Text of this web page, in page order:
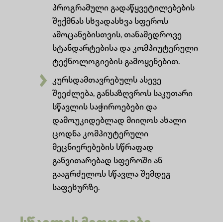
პროგრამული გადაწყვეტილებების
შექმნას სხვადასხვა სფეროს
ამოცანებისთვის, თანამედროვე
სტანდარტებისა და კომპიუტერული
ტექნოლოგიების გამოყენებით.
კურსდამთავრებულს ასევე
შეეძლება, განსაზღვროს საკუთარი
სწავლის საჭიროებები და
დამოუკიდებლად მიიღოს ახალი
ცოდნა კომპიუტერული
მეცნიერებების სწრაფად
განვითარებად სფეროში ან
გააგრძელოს სწავლა შემდეგ
საფეხურზე.